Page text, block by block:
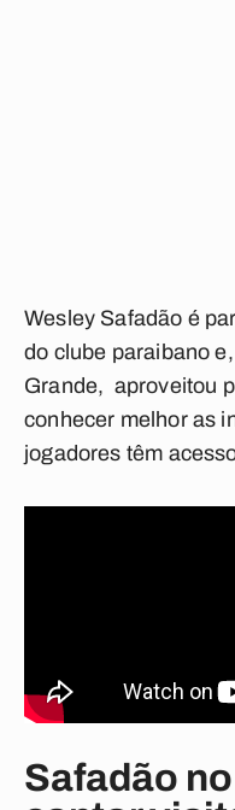
Wesley Safadão é
do clube paraibano
Grande, aproveitou
conhecer melhor as
jogadores têm
Safadão